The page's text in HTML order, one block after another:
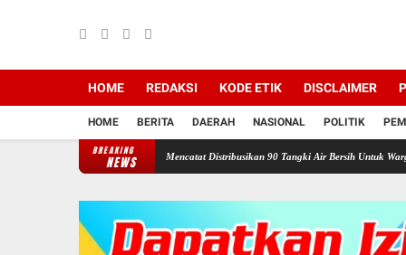
HOME REDAKSI KODE ETIK DISCLAIMER
HOME BERITA DAERAH NASIONAL POLITIK
BREAKING
NEWS
Ganefo Tangen Mencatat Distribusikan 90 Tangki Air Bersih Untuk Warga